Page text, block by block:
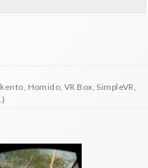
Homido, VR Box, SimpleVR,